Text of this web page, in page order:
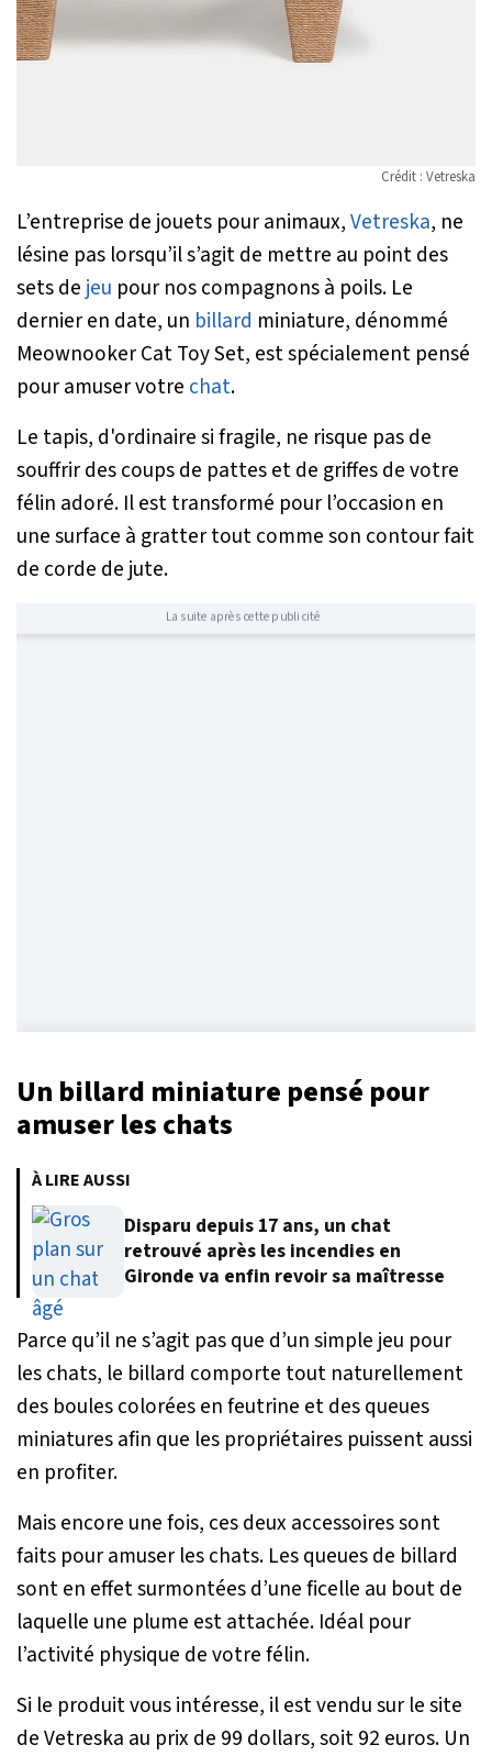
Crédit : Vetreska
L’entreprise de jouets pour animaux,Vetreska, ne
lésine pas lorsqu’il s’agit de mettre au point des
sets de jeu pour nos compagnons à poils. Le
dernier en date, un billard miniature, dénommé
Meownooker Cat Toy Set, est spécialement pensé
pour amuser votre chat.
Le tapis, d'ordinaire si fragile, ne risque pas de
souffrir des coups de pattes et de griffes de votre
félin adoré. Il est transformé pour l’occasion en
une surface à gratter tout comme son contour fait
de corde de jute.
La suite après cette publicité
Un billard miniature pensé pour
amuser les chats
À LIRE AUSSI
Disparu depuis 17 ans, un chat
retrouvé après les incendies en
Gironde va enfin revoir sa maîtresse
Parce qu’il ne s’agit pas que d’un simple jeu pour
les chats, le billard comporte tout naturellement
des boules colorées en feutrine et des queues
miniatures afin que les propriétaires puissent aussi
en profiter.
Mais encore une fois, ces deux accessoires sont
faits pour amuser les chats. Les queues de billard
sont en effet surmontées d’une ficelle au bout de
laquelle une plume est attachée. Idéal pour
l’activité physique de votre félin.
Si le produit vous intéresse, il est vendu sur le site
de Vetreska au prix de 99 dollars, soit 92 euros. Un